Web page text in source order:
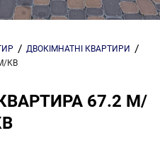
ДВОКІМНАТНІ КВАРТИРИ
КВ
67.2 М/